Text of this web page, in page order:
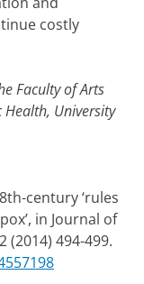
costly
Faculty of Arts
Health, University
century ‘rules
in Journal of
(2014) 494-499.